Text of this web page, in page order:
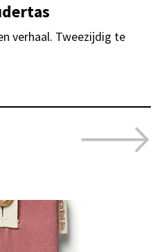
verhaal. Tweezijdig te